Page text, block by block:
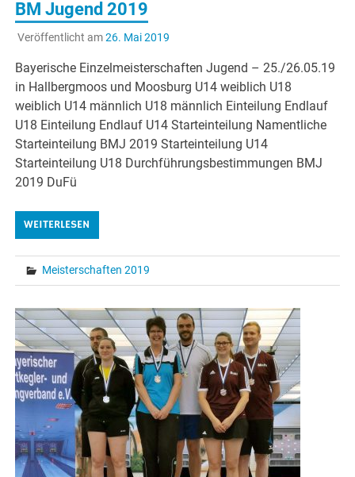
BM Jugend 2019
Veröffentlicht am26. Mai 2019
Bayerische Einzelmeisterschaften Jugend – 25./26.05.19
in Hallbergmoos und Moosburg U14 weiblich U18
weiblich U14 männlich U18 männlich Einteilung Endlauf
U18 Einteilung Endlauf U14 Starteinteilung Namentliche
Starteinteilung BMJ 2019 Starteinteilung U14
Starteinteilung U18 Durchführungsbestimmungen BMJ
2019 DuFü
WEITERLESEN
Meisterschaften 2019